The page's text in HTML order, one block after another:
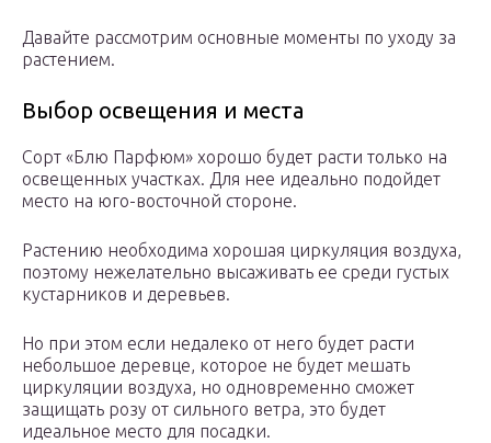
Давайте рассмотрим основные моменты по уходу за
растением.
Выбор освещения и места
Сорт «Блю Парфюм» хорошо будет расти только на
освещенных участках. Для нее идеально подойдет
место на юго-восточной стороне.
Растению необходима хорошая циркуляция воздуха,
поэтому нежелательно высаживать ее среди густых
кустарников и деревьев.
Но при этом если недалеко от него будет расти
небольшое деревце, которое не будет мешать
циркуляции воздуха, но одновременно сможет
защищать розу от сильного ветра, это будет
идеальное место для посадки.